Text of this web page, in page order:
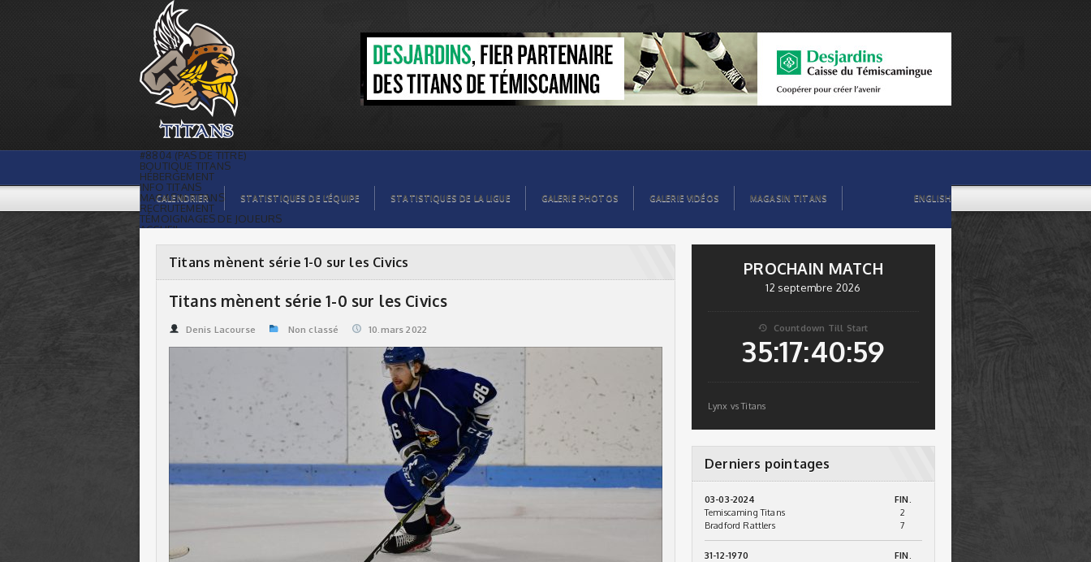
Titans mènent série 1-0 sur les Civics |
Titans de témiscaming
#8804 (PAS DE TITRE)
BOUTIQUE TITANS
HÉBERGEMENT
INFO TITANS
MAGASIN TITANS
RECRUTEMENT
TÉMOIGNAGES DE JOUEURS
ACCUEIL
GALERIE PHOTOS
STATISTIQUES
ORGANISATION
CALENDRIER
COMMANDITAIRES
STATISTIQUES DE LA LIGUE
CALENDRIER STATISTIQUES DE L’ÉQUIPE STATISTIQUES DE LA LIGUE GALERIE PHOTOS GALERIE VIDÉOS MAGASIN TITANS ENGLISH
Titans mènent série 1-0 sur les Civics
Titans mènent série 1-0 sur les Civics
Denis Lacourse Non classé 10.mars 2022
PROCHAIN MATCH
12 septembre 2026
 Countdown Till Start
35:17:40:59
Lynx vs Titans
Derniers pointages
03-03-2024
FIN.
Temiscaming Titans
2
Bradford Rattlers
7
31-12-1970
FIN.